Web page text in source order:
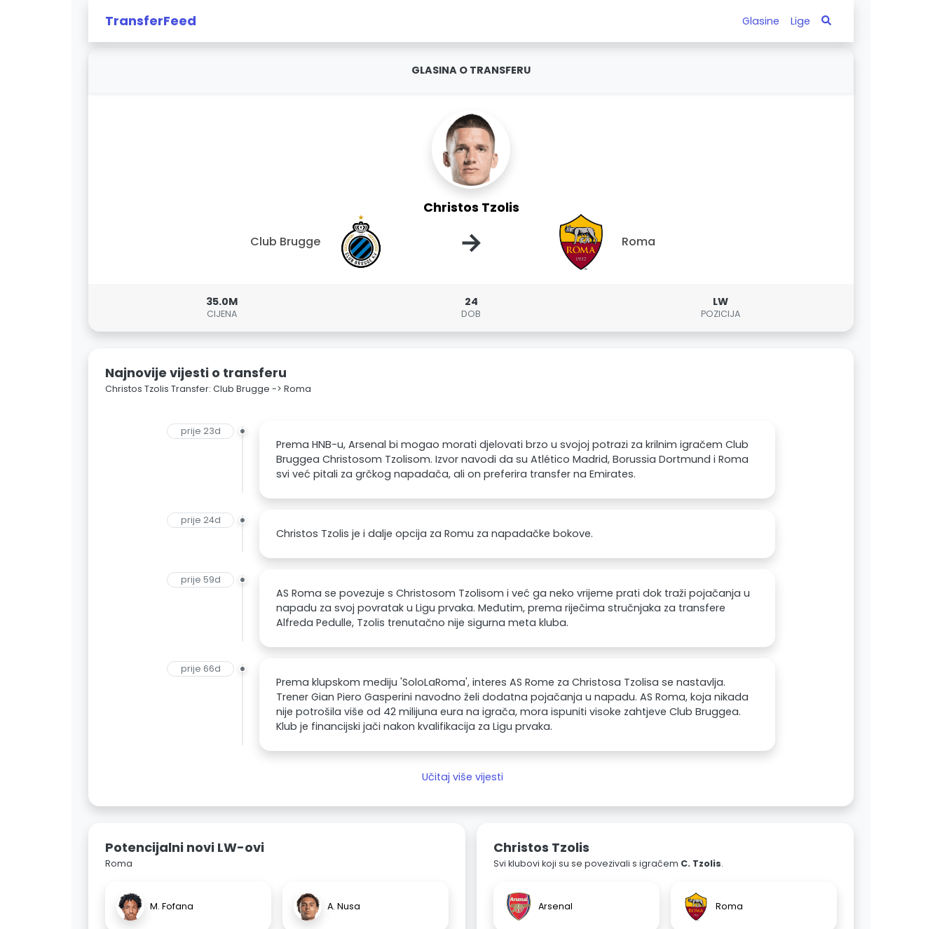
TransferFeed Glasine Lige
GLASINA O TRANSFERU
Christos Tzolis
Club Brugge → Roma
35.0M
CIJENA
24
DOB
LW
POZICIJA
Najnovije vijesti o transferu
Christos Tzolis Transfer: Club Brugge -> Roma
prije 23d
Prema HNB-u, Arsenal bi mogao morati djelovati brzo u svojoj potrazi za krilnim igračem Club
Bruggea Christosom Tzolisom. Izvor navodi da su Atlético Madrid, Borussia Dortmund i Roma
svi već pitali za grčkog napadača, ali on preferira transfer na Emirates.
prije 24d
Christos Tzolis je i dalje opcija za Romu za napadačke bokove.
prije 59d
AS Roma se povezuje s Christosom Tzolisom i već ga neko vrijeme prati dok traži pojačanja u
napadu za svoj povratak u Ligu prvaka. Međutim, prema riječima stručnjaka za transfere
Alfreda Pedulle, Tzolis trenutačno nije sigurna meta kluba.
prije 66d
Prema klupskom mediju 'SoloLaRoma', interes AS Rome za Christosa Tzolisa se nastavlja.
Trener Gian Piero Gasperini navodno želi dodatna pojačanja u napadu. AS Roma, koja nikada
nije potrošila više od 42 milijuna eura na igrača, mora ispuniti visoke zahtjeve Club Bruggea.
Klub je financijski jači nakon kvalifikacija za Ligu prvaka.
Učitaj više vijesti
Potencijalni novi LW-ovi
Roma
M. Fofana A. Nusa
Christos Tzolis
Svi klubovi koji su se povezivali s igračem C. Tzolis.
Arsenal Roma